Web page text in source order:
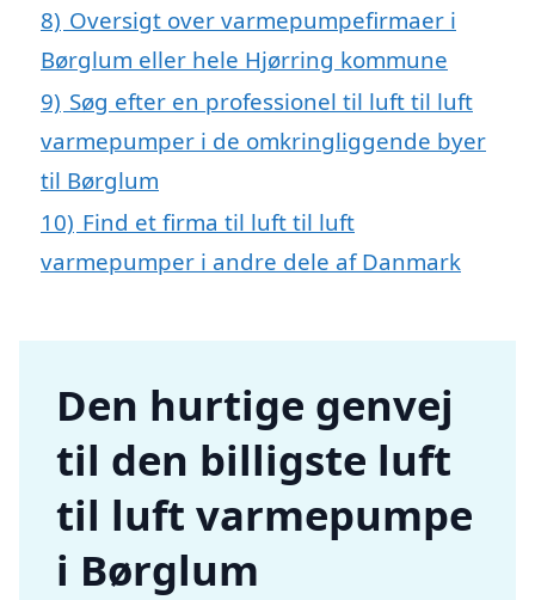
8) Oversigt over varmepumpefirmaer i
Børglum eller hele Hjørring kommune
9) Søg efter en professionel til luft til luft
varmepumper i de omkringliggende byer
til Børglum
10) Find et firma til luft til luft
varmepumper i andre dele af Danmark
Den hurtige genvej
til den billigste luft
til luft varmepumpe
i Børglum